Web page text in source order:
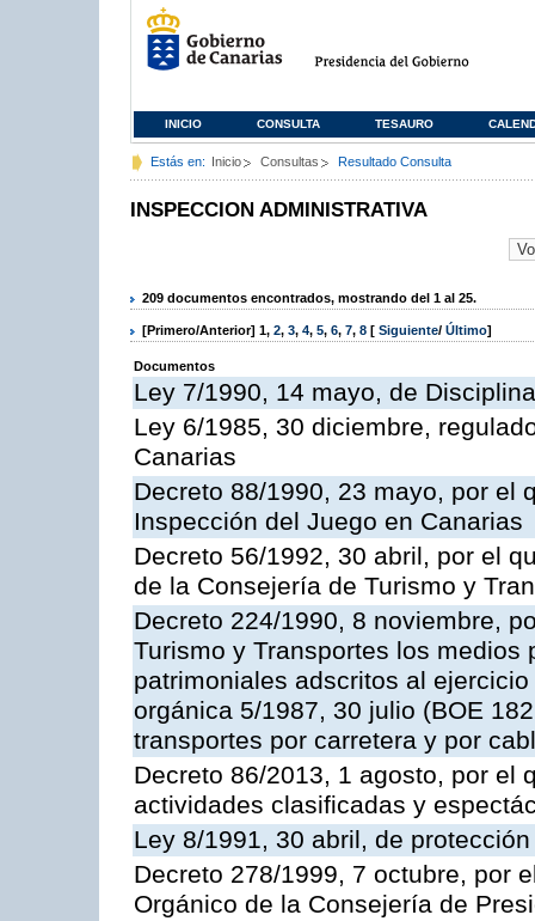
INICIO CONSULTA TESAURO
Estás en: Inicio Consultas Resultado Consulta
INSPECCION ADMINISTRATIVA
209 documentos encontrados, mostrando del 1 al 25.
[Primero/Anterior] 1, 2, 3, 4, 5, 6, 7, 8 [ Siguiente/ Último]
Documentos
Ley 7/1990, 14 mayo, de
Ley 6/1985, 30 diciembre,
Canarias
Decreto 88/1990, 23 mayo, por el
Inspección del Juego en Canarias
Decreto 56/1992, 30 abril, por el
de la Consejería de Turismo y
Decreto 224/1990, 8 noviembre,
Turismo y Transportes los
patrimoniales adscritos al
orgánica 5/1987, 30 julio (BOE
transportes por carretera y por
Decreto 86/2013, 1 agosto, por el
actividades clasificadas y
Ley 8/1991, 30 abril, de
Decreto 278/1999, 7 octubre, por
Orgánico de la Consejería de